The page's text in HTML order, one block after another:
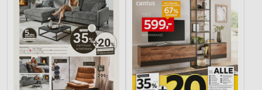
Werbeanzeigen
Erstellung von Profilen für personalisierte
Werbung
Verwendung von Profilen zur Auswahl
personalisierter Werbung